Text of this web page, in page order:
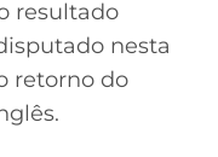
resultado
nesta
retorno do